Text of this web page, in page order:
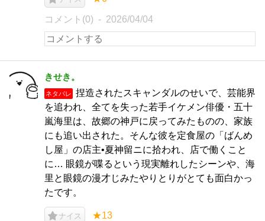
コメント(0) 2026/04/04
きせき。
ネタバレ
捏造されたスキャンダルのせいで、芸能界
を追われ、全てを失った若手イケメン俳優・五十
嵐海里は、故郷の神戸に戻ってみたものの、家族
にも追い出された。そんな彼を定食屋の「ばんめ
し屋」の店主•夏神留ニに拾われ、店で働くこと
に… 眼鏡が喋るという現実離れしたシーンや、海
里と眼鏡の漫才じみたやりとりがとても面白かっ
たです。
ナイス ★13